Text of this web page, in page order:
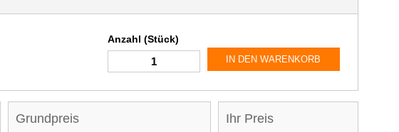
Anzahl (Stück)
IN DEN WARENKORB
Grundpreis Ihr Preis